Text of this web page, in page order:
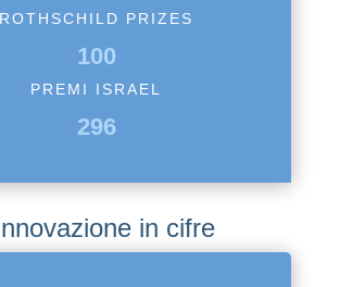
ROTHSCHILD PRIZES
100
PREMI ISRAEL
296
in cifre